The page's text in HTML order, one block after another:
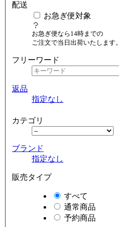
配送
お急ぎ便対象
お急ぎ便なら14時までの
ご注文で当日出荷いたします。
フリーワード
返品
指定なし
カテゴリ
ブランド
指定なし
販売タイプ
すべて
通常商品
予約商品